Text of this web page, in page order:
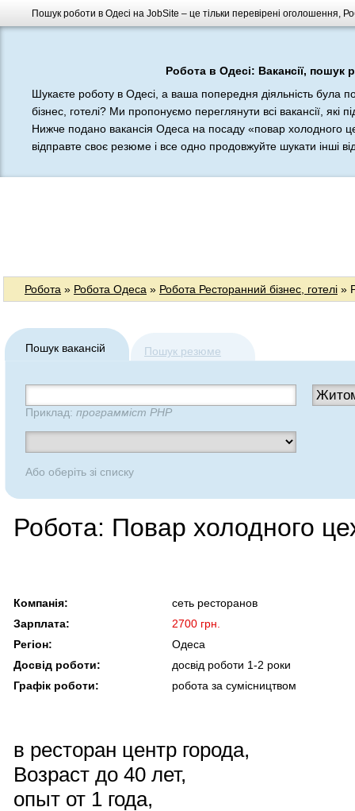
Пошук роботи в Одесі на JobSite – це тільки перевірені оголошення,
Робота в Одесі: Вакансії, пошук
Шукаєте роботу в Одесі, а ваша попередня діяльність була
бізнес, готелі? Ми пропонуємо переглянути всі вакансії, які
Нижче подано вакансія Одеса на посаду «повар холодного
відправте своє резюме і все одно продовжуйте шукати інші
Робота » Робота Одеса » Робота Ресторанний бізнес, готелі »
Пошук вакансій Пошук резюме
Приклад: программіст PHP
Або оберіть зі списку
Робота: Повар холодного
Компанія:
сеть ресторанов
Зарплата:
2700 грн.
Регіон:
Одеса
Досвід роботи:
досвід роботи 1-2 роки
Графік роботи:
робота за сумісництвом
в ресторан центр города,
Возраст до 40 лет,
опыт от 1 года,